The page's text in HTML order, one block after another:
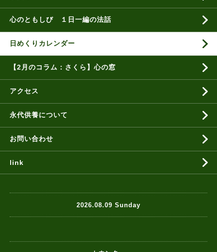
心のともしび １日一編の法話
日めくりカレンダー
【2月のコラム：さくら】心の窓
アクセス
永代供養について
お問い合わせ
link
2026.08.09 Sunday